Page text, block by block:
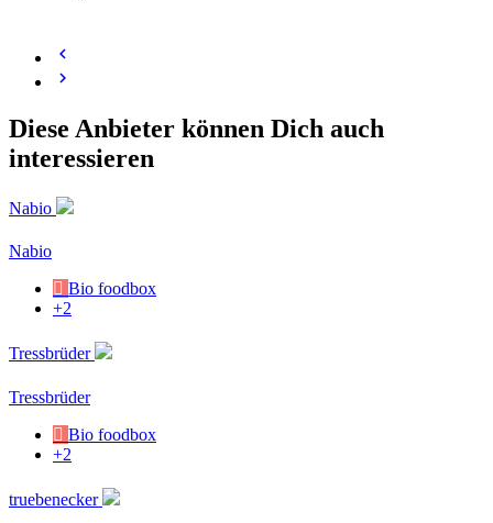
Diese Anbieter können Dich auch
interessieren
Nabio
Nabio
Bio foodbox
+2
Tressbrüder
Tressbrüder
Bio foodbox
+2
truebenecker